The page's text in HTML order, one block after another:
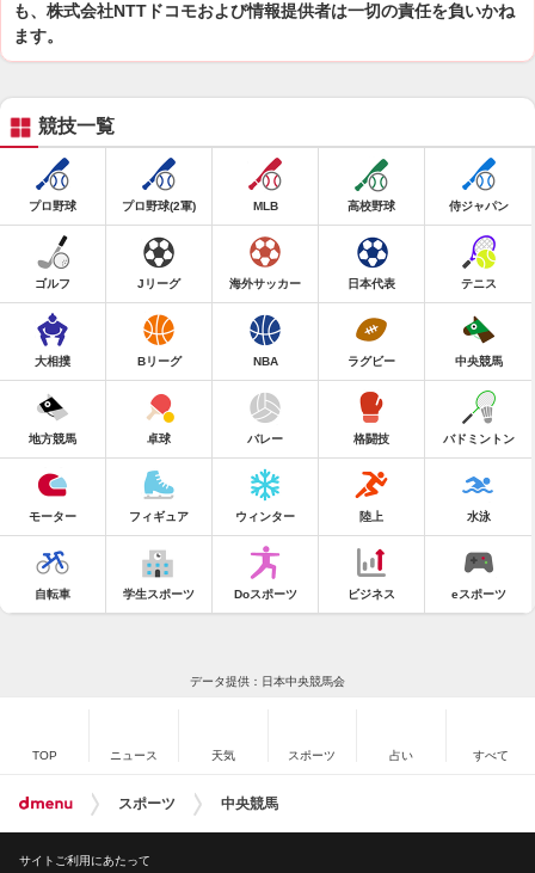
も、株式会社NTTドコモおよび情報提供者は一切の責任を負いかね
ます。
競技一覧
プロ野球 プロ野球(2軍) MLB 高校野球 侍ジャパン
ゴルフ Jリーグ 海外サッカー 日本代表 テニス
大相撲 Bリーグ NBA ラグビー 中央競馬
地方競馬 卓球 バレー 格闘技 バドミントン
モーター フィギュア ウィンター 陸上 水泳
自転車 学生スポーツ Doスポーツ ビジネス eスポーツ
データ提供：日本中央競馬会
TOP ニュース 天気 スポーツ 占い すべて
スポーツ 中央競馬
サイトご利用にあたって